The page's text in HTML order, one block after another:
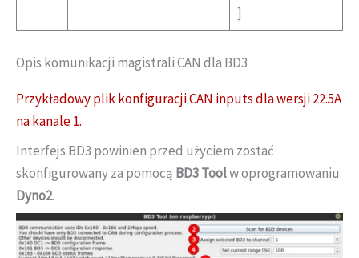
]
Opis komunikacji magistrali CAN dla BD3
Przykładowy plik konfiguracji CAN inputs dla wersji 22.5A
na kanale 1.
Interfejs BD3 powinien przed użyciem zostać
skonfigurowany za pomocą BD3 Toolw oprogramowaniu
Dyno2.